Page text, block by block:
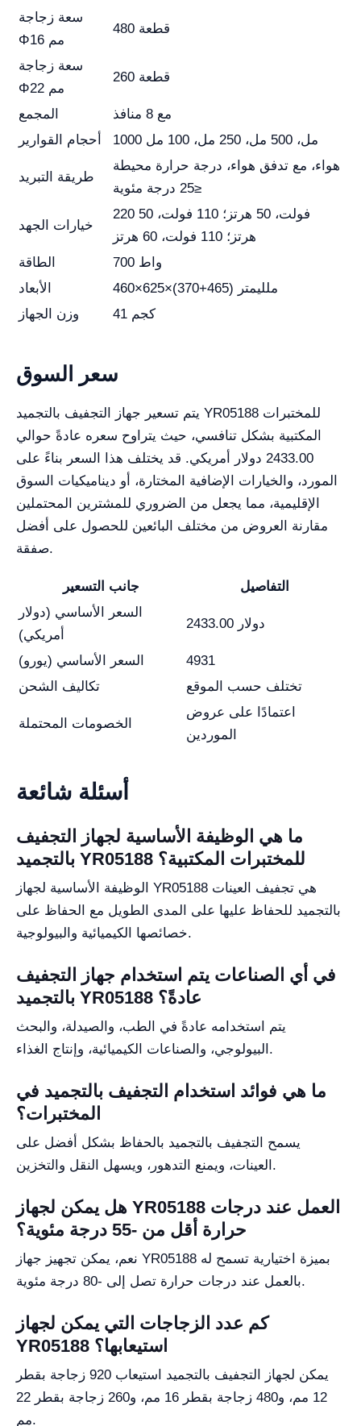
سعة زجاجة
Φ16 مم
480 قطعة
سعة زجاجة
Φ22 مم
260 قطعة
المجمع
مع 8 منافذ
أحجام القوارير
1000 مل، 500 مل، 250 مل، 100 مل
طريقة التبريد
هواء، مع تدفق هواء، درجة حرارة محيطة
≤25 درجة مئوية
خيارات الجهد
220 فولت، 50 هرتز؛ 110 فولت، 50
هرتز؛ 110 فولت، 60 هرتز
الطاقة
700 واط
الأبعاد
460×625×(370+465) ملليمتر
وزن الجهاز
41 كجم
سعر السوق
يتم تسعير جهاز التجفيف بالتجميد YR05188 للمختبرات
المكتبية بشكل تنافسي، حيث يتراوح سعره عادةً حوالي
2433.00 دولار أمريكي. قد يختلف هذا السعر بناءً على
المورد، والخيارات الإضافية المختارة، أو ديناميكيات السوق
الإقليمية، مما يجعل من الضروري للمشترين المحتملين
مقارنة العروض من مختلف البائعين للحصول على أفضل
صفقة.
جانب التسعير
التفاصيل
السعر الأساسي (دولار
أمريكي)
2433.00 دولار
السعر الأساسي (يورو)
4931
تكاليف الشحن
تختلف حسب الموقع
الخصومات المحتملة
اعتمادًا على عروض
الموردين
أسئلة شائعة
ما هي الوظيفة الأساسية لجهاز التجفيف
بالتجميد YR05188 للمختبرات المكتبية؟
الوظيفة الأساسية لجهاز YR05188 هي تجفيف العينات
بالتجميد للحفاظ عليها على المدى الطويل مع الحفاظ على
خصائصها الكيميائية والبيولوجية.
في أي الصناعات يتم استخدام جهاز التجفيف
بالتجميد YR05188 عادةً؟
يتم استخدامه عادةً في الطب، والصيدلة، والبحث
البيولوجي، والصناعات الكيميائية، وإنتاج الغذاء.
ما هي فوائد استخدام التجفيف بالتجميد في
المختبرات؟
يسمح التجفيف بالتجميد بالحفاظ بشكل أفضل على
العينات، ويمنع التدهور، ويسهل النقل والتخزين.
هل يمكن لجهاز YR05188 العمل عند درجات
حرارة أقل من -55 درجة مئوية؟
نعم، يمكن تجهيز جهاز YR05188 بميزة اختيارية تسمح له
بالعمل عند درجات حرارة تصل إلى -80 درجة مئوية.
كم عدد الزجاجات التي يمكن لجهاز
YR05188 استيعابها؟
يمكن لجهاز التجفيف بالتجميد استيعاب 920 زجاجة بقطر
12 مم، و480 زجاجة بقطر 16 مم، و260 زجاجة بقطر 22
مم.